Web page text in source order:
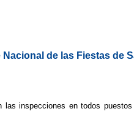
de las Fiestas de
inspecciones en todos